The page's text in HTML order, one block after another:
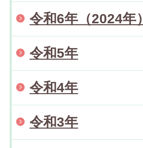
令和6年（2024年）
令和5年
令和4年
令和3年